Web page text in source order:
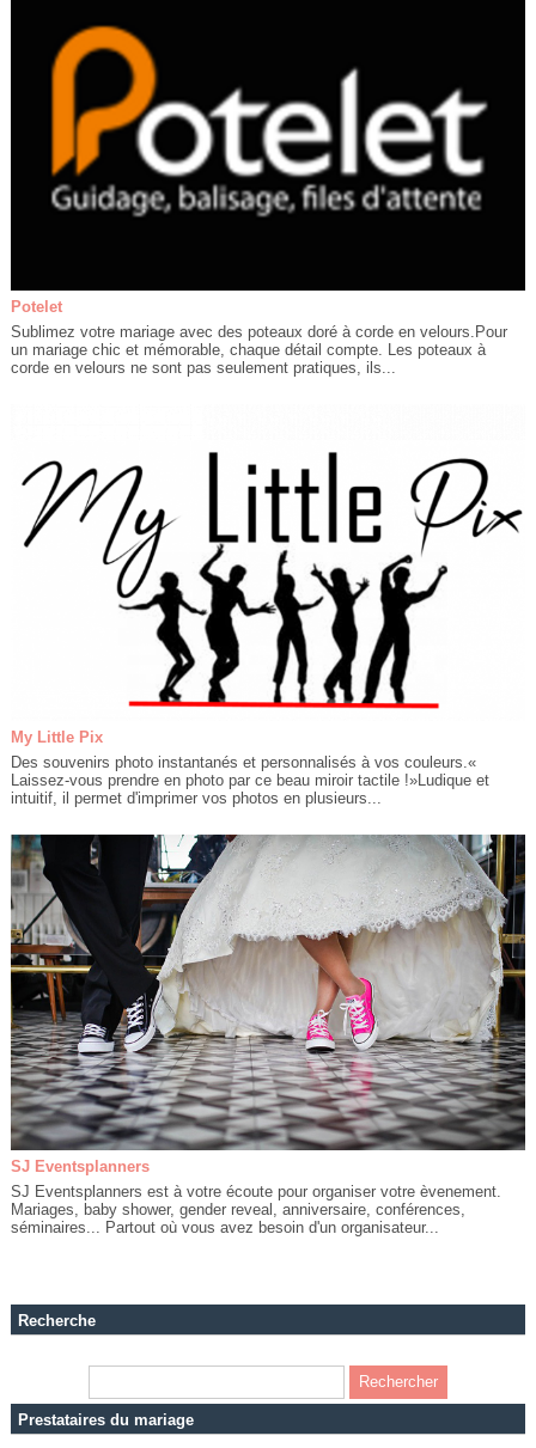
Potelet
Sublimez votre mariage avec des poteaux doré à corde en velours.Pour
un mariage chic et mémorable, chaque détail compte. Les poteaux à
corde en velours ne sont pas seulement pratiques, ils...
My Little Pix
Des souvenirs photo instantanés et personnalisés à vos couleurs.«
Laissez-vous prendre en photo par ce beau miroir tactile !»Ludique et
intuitif, il permet d'imprimer vos photos en plusieurs...
SJ Eventsplanners
SJ Eventsplanners est à votre écoute pour organiser votre èvenement.
Mariages, baby shower, gender reveal, anniversaire, conférences,
séminaires... Partout où vous avez besoin d'un organisateur...
Recherche
Prestataires du mariage